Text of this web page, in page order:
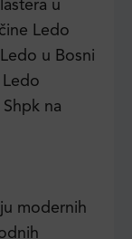
u
Ledo
u Bosni
na
modernih